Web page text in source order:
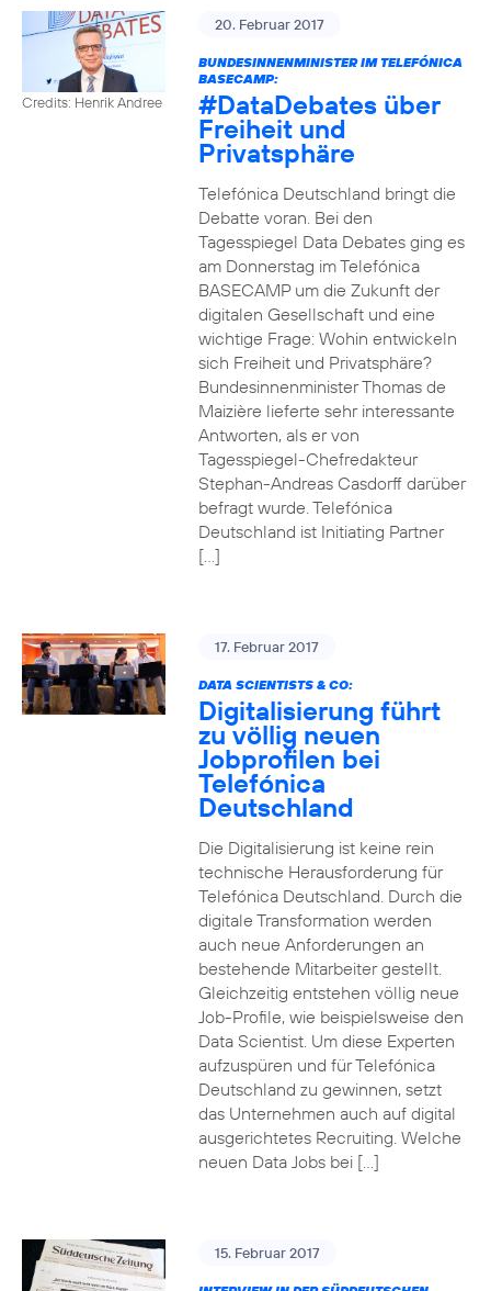
Credits: Henrik Andree
20. Februar 2017
BUNDESINNENMINISTER IM TELEFÓNICA
BASECAMP:
#DataDebatesüber
Freiheit und
Privatsphäre
Telefónica Deutschland bringt die
Debatte voran. Bei den
Tagesspiegel Data Debates ging es
am Donnerstag im Telefónica
BASECAMP um die Zukunft der
digitalen Gesellschaft und eine
wichtige Frage: Wohin entwickeln
sich Freiheit und Privatsphäre?
Bundesinnenminister Thomas de
Maizière lieferte sehr interessante
Antworten, als er von
Tagesspiegel-Chefredakteur
Stephan-Andreas Casdorff darüber
befragt wurde. Telefónica
Deutschland ist Initiating Partner
[…]
17. Februar 2017
DATA SCIENTISTS & CO:
Digitalisierung führt
zu völlig neuen
Jobprofilen bei
Telefónica
Deutschland
Die Digitalisierung ist keine rein
technische Herausforderung für
Telefónica Deutschland. Durch die
digitale Transformation werden
auch neue Anforderungen an
bestehende Mitarbeiter gestellt.
Gleichzeitig entstehen völlig neue
Job-Profile, wie beispielsweise den
Data Scientist. Um diese Experten
aufzuspüren und für Telefónica
Deutschland zu gewinnen, setzt
das Unternehmen auch auf digital
ausgerichtetes Recruiting. Welche
neuen Data Jobs bei […]
15. Februar 2017